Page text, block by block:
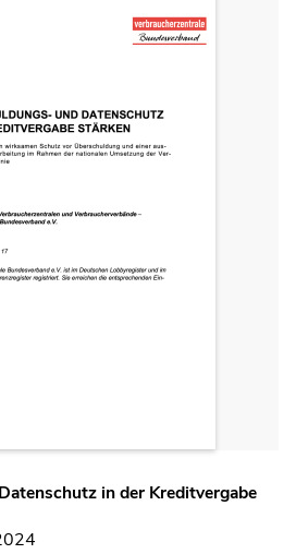
in der Kreditvergabe